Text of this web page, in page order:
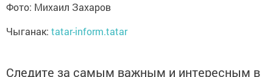
Фото: Михаил Захаров
Чыганак: tatar-inform.tatar
Следите за самым важным и интересным в